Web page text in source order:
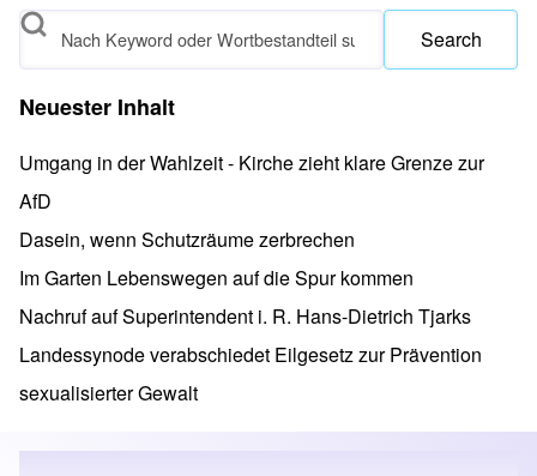
Search
Neuester Inhalt
Umgang in der Wahlzeit - Kirche zieht klare Grenze zur
AfD
Dasein, wenn Schutzräume zerbrechen
Im Garten Lebenswegen auf die Spur kommen
Nachruf auf Superintendent i. R. Hans-Dietrich Tjarks
Landessynode verabschiedet Eilgesetz zur Prävention
sexualisierter Gewalt